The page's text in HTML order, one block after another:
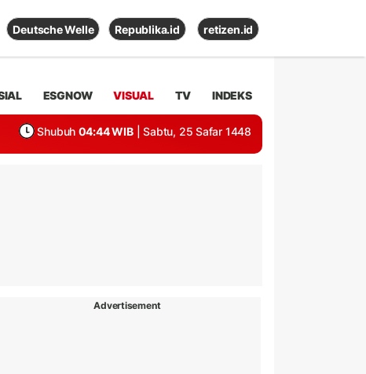
Deutsche Welle Republika.id retizen.id
ESGNOW VISUAL TV INDEKS
Shubuh 04:44 WIB | Sabtu, 25 Safar 1448
Advertisement